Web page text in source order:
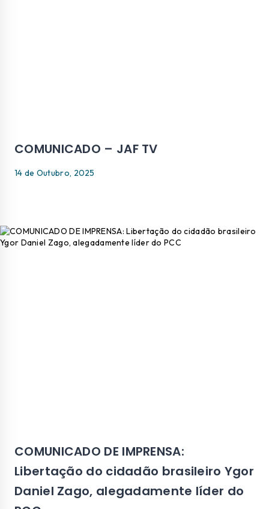
COMUNICADO – JAF TV
14 de Outubro, 2025
COMUNICADO DE IMPRENSA:
Libertação do cidadão brasileiro Ygor
Daniel Zago, alegadamente líder do